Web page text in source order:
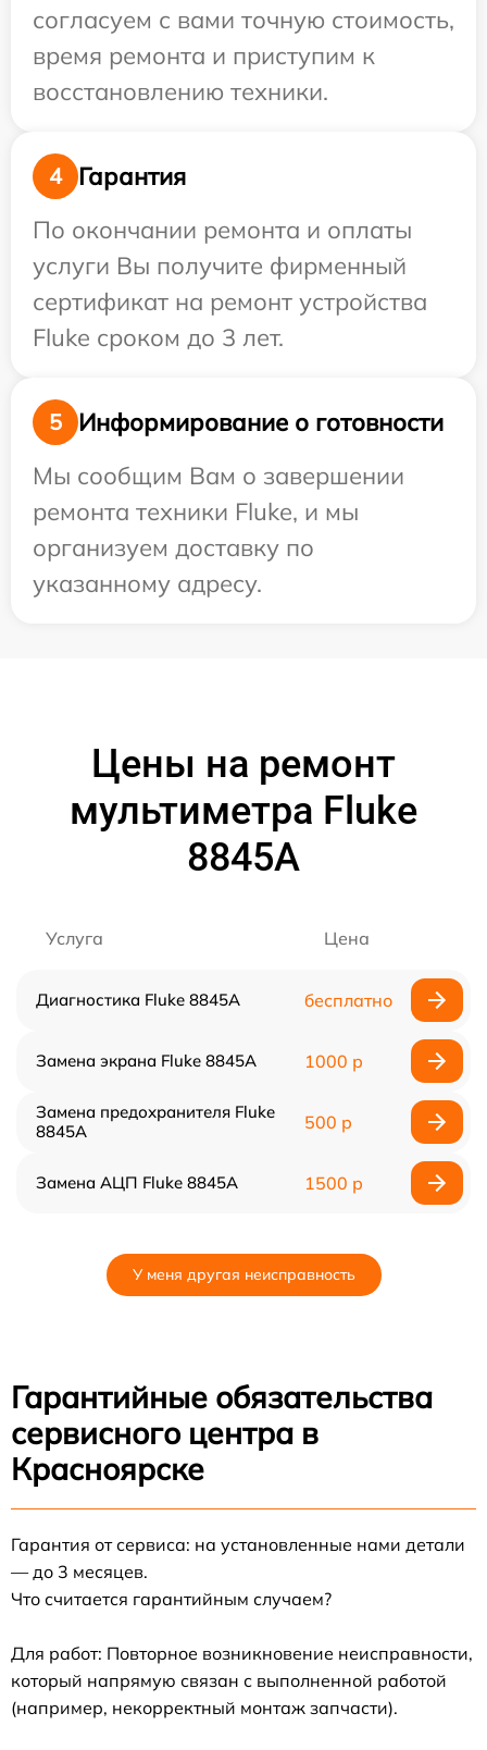
согласуем с вами точную стоимость,
время ремонта и приступим к
восстановлению техники.
4
Гарантия
По окончании ремонта и оплаты
услуги Вы получите фирменный
сертификат на ремонт устройства
Fluke сроком до 3 лет.
5
Информирование о готовности
Мы сообщим Вам о завершении
ремонта техники Fluke, и мы
организуем доставку по
указанному адресу.
Цены на ремонт
мультиметра Fluke
8845A
Услуга Цена
Диагностика Fluke 8845A бесплатно
Замена экрана Fluke 8845A 1000 р
Замена предохранителя Fluke
8845A
500 р
Замена АЦП Fluke 8845A 1500 р
У меня другая неисправность
Гарантийные обязательства
сервисного центра в
Красноярске
Гарантия от сервиса: на установленные нами детали
— до 3 месяцев.
Что считается гарантийным случаем?
Для работ: Повторное возникновение неисправности,
который напрямую связан с выполненной работой
(например, некорректный монтаж запчасти).